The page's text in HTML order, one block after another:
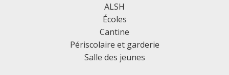
ALSH
Écoles
Cantine
Périscolaire et garderie
Salle des jeunes